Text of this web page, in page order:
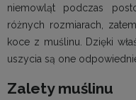
niemowląt podczas
różnych rozmiarach,
koce z muślinu. Dzięki
uszycia są one
Zalety muślinu